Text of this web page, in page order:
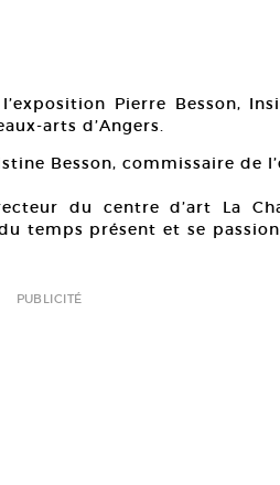
Pierre Besson,
arts d’Angers.
Besson, commissaire de
du centre d’art La
temps présent et se
PUBLICITÉ